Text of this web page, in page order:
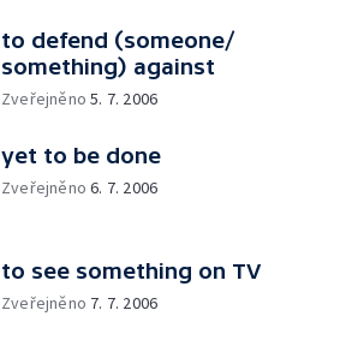
to defend (someone/
something) against
Zveřejněno5. 7. 2006
yet to be done
Zveřejněno6. 7. 2006
to see something on TV
Zveřejněno 7. 7. 2006